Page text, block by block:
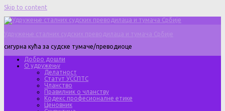
Skip to content
Удружење сталних судских преводилаца и тумача Србије
сигурна кућа за судске тумаче/преводиоце
Добро дошли
О удружењу
Делатност
Статут УССПТС
Чланство
Правилник о чланству
Кодекс професионалне етике
Ценовник